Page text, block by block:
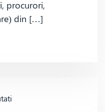
procurori,
din […]